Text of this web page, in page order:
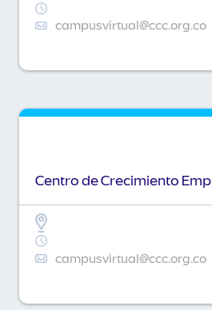
campusvirtual@ccc.org.co
Centro de Crecimiento
campusvirtual@ccc.org.co